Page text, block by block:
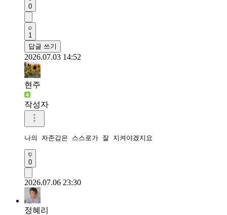
0
1
답글 쓰기
2026.07.03 14:52
현주
작성자
나의 자존감은 스스로가 잘 지켜야겠지요
0
2026.07.06 23:30
정혜리